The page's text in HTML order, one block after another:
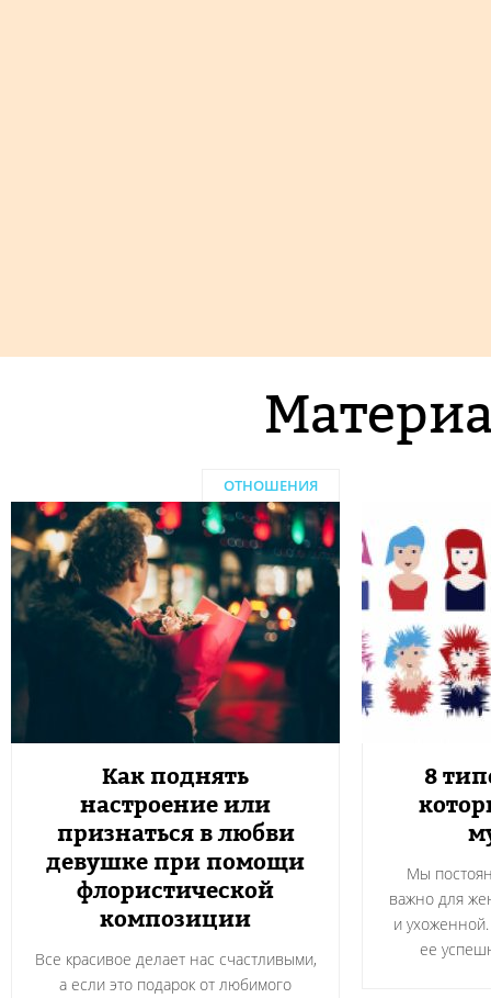
ОТНОШЕНИЯ
Как поднять
настроение или
признаться в любви
девушке при помощи
флористической
композиции
Все красивое делает нас счастливыми,
а если это подарок от любимого
8
Мы
важно для
и ухоженной.
ее